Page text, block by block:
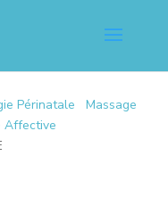
Périnatale
Massage
Affective